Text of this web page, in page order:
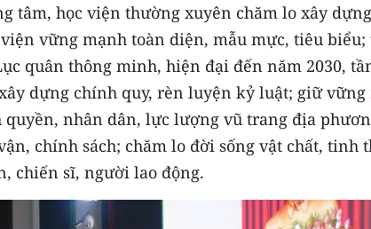
tâm, học viện thường xuyên chăm lo xây dựng
vững mạnh toàn diện, mẫu mực, tiêu biểu;
quân thông minh, hiện đại đến năm 2030,
dựng chính quy, rèn luyện kỷ luật; giữ vững
quyền, nhân dân, lực lượng vũ trang địa
chính sách; chăm lo đời sống vật chất, tinh
chiến sĩ, người lao động.